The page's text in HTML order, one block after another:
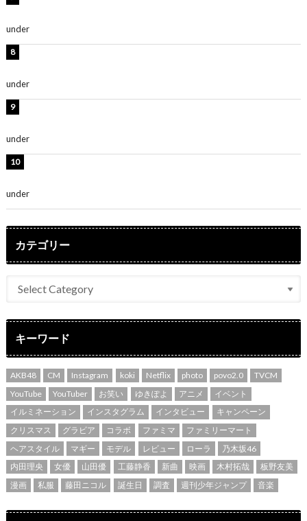
under
under
under
under
カテゴリー
キーワード
AKB48 CM Instagram koki Netflix photo povo2.0
TVCM
YouTube
YouTuber お笑い ゆきぽよ アニメ
イベント
イルミネーション
インスタグラム インタビュー
キャンペーン
クリスマス
グラビア コラボ ファミマ
ファミリーマート
ヘアスタイル
マギー モデル レビュー ローラ
乃木坂46
内田理央
女優 山田優 工藤静香 新曲 映画 木村拓哉
板野友美
漫画
私服 藤田ニコル 誕生日 調査 週刊少年ジャンプ 音楽